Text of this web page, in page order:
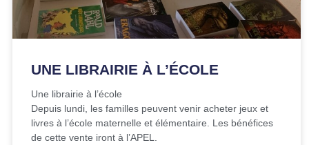
UNE LIBRAIRIE À L’ÉCOLE
Une librairie à l’école
Depuis lundi, les familles peuvent venir acheter jeux et
livres à l’école maternelle et élémentaire. Les bénéfices
de cette vente iront à l’APEL.